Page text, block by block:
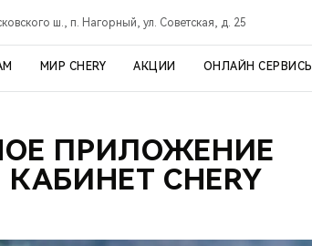
ш., п. Нагорный, ул. Советская, д. 25
МИР CHERY АКЦИИ ОНЛАЙН СЕРВИСЫ
ПРИЛОЖЕНИЕ
CHERY